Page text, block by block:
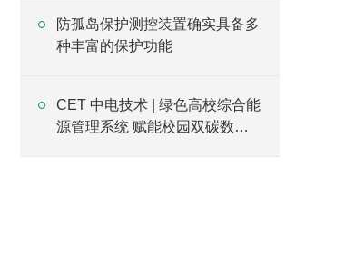
防孤岛保护测控装置确实具备多
种丰富的保护功能
CET 中电技术 | 绿色高校综合能
源管理系统 赋能校园双碳数字